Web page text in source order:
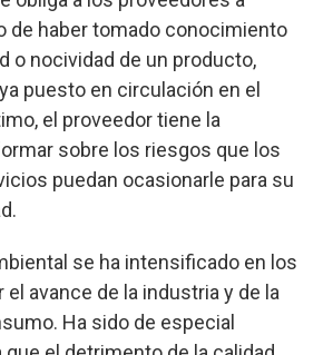
de haber tomado conocimiento
o nocividad de un producto,
puesto en circulación en el
el proveedor tiene la
sobre los riesgos que los
puedan ocasionarle para su
se ha intensificado en los
avance de la industria y de la
Ha sido de especial